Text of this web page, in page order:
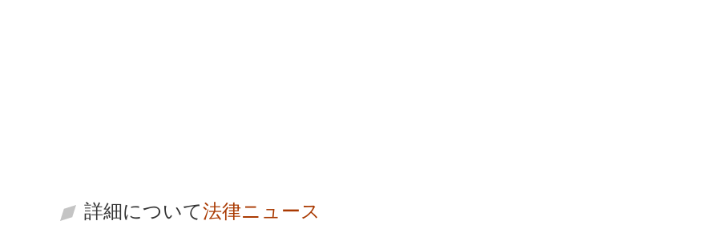
詳細について法律ニュース